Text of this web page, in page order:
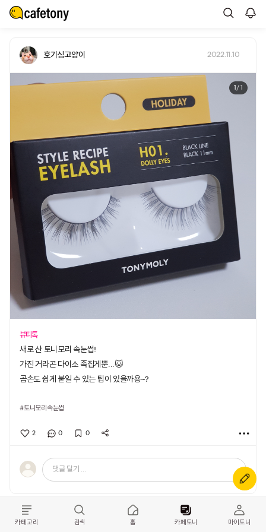
호기심고양이 2022.11.10
1 / 1
뷰티톡
새로 산 토니모리 속눈썹!
가진 거라곤 다이소 족집게뿐...🐱
곰손도 쉽게 붙일 수 있는 팁이 있을까용~?
#토니모리속눈썹
2 0 0
댓글 달기 ...
카테고리 검색 홈 카페토니 마이토니